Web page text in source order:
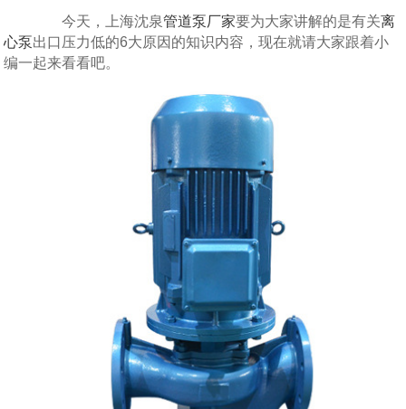
今天，上海沈泉管道泵厂家要为大家讲解的是有关离
心泵出口压力低的6大原因的知识内容，现在就请大家跟着小
编一起来看看吧。